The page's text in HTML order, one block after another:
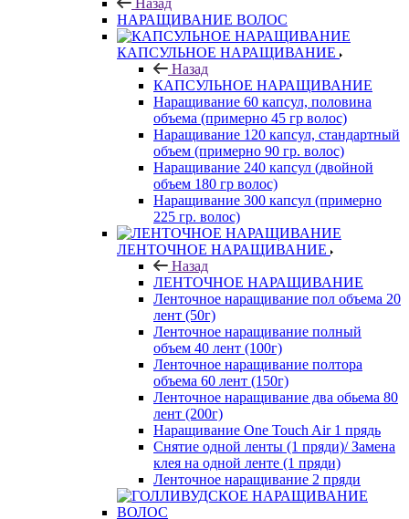
Назад
НАРАЩИВАНИЕ ВОЛОС
КАПСУЛЬНОЕ НАРАЩИВАНИЕ
Назад
КАПСУЛЬНОЕ НАРАЩИВАНИЕ
Наращивание 60 капсул, половина
объема (примерно 45 гр волос)
Наращивание 120 капсул, стандартный
объем (примерно 90 гр. волос)
Наращивание 240 капсул (двойной
объем 180 гр волос)
Наращивание 300 капсул (примерно
225 гр. волос)
ЛЕНТОЧНОЕ НАРАЩИВАНИЕ
Назад
ЛЕНТОЧНОЕ НАРАЩИВАНИЕ
Ленточное наращивание пол объема 20
лент (50г)
Ленточное наращивание полный
объем 40 лент (100г)
Ленточное наращивание полтора
объема 60 лент (150г)
Ленточное наращивание два обьема 80
лент (200г)
Наращивание One Touch Air 1 прядь
Снятие одной ленты (1 пряди)/ Замена
клея на одной ленте (1 пряди)
Ленточное наращивание 2 пряди